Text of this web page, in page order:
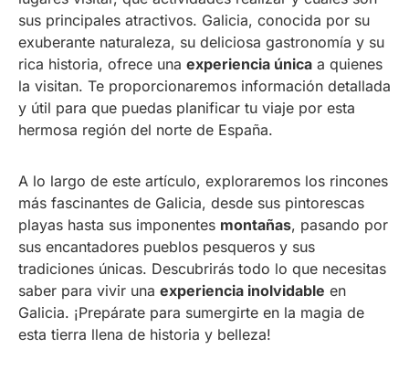
sus principales atractivos. Galicia, conocida por su
exuberante naturaleza, su deliciosa gastronomía y su
rica historia, ofrece una experiencia única a quienes
la visitan. Te proporcionaremos información detallada
y útil para que puedas planificar tu viaje por esta
hermosa región del norte de España.
A lo largo de este artículo, exploraremos los rincones
más fascinantes de Galicia, desde sus pintorescas
playas hasta sus imponentes montañas, pasando por
sus encantadores pueblos pesqueros y sus
tradiciones únicas. Descubrirás todo lo que necesitas
saber para vivir una experiencia inolvidable en
Galicia. ¡Prepárate para sumergirte en la magia de
esta tierra llena de historia y belleza!